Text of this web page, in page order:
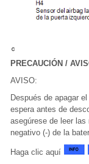
PRECAUCIÓN /
AVISO:
Después de apagar
espera antes de
asegúrese de leer
negativo (-) de la
Haga clic aquí